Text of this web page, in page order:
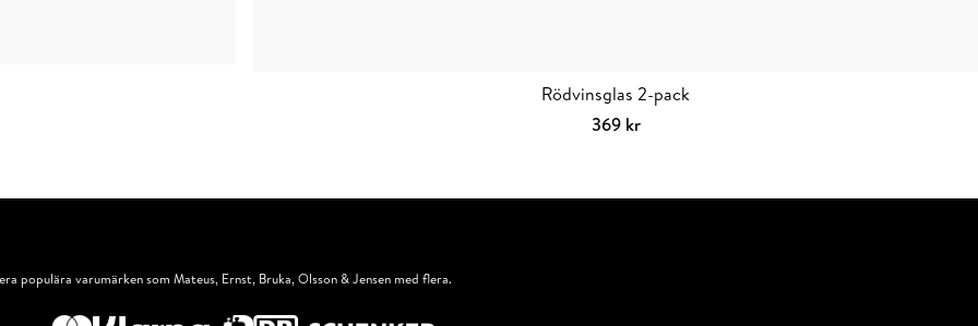
Rödvinsglas 2-pack
369 kr
populära varumärken som Mateus, Ernst, Bruka, Olsson & Jensen med flera.